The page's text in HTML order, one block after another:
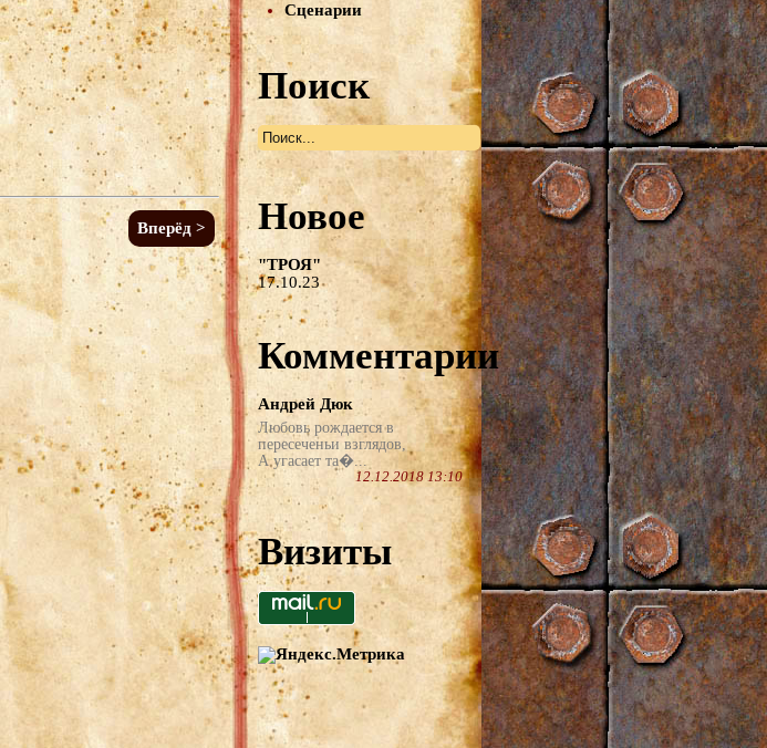
Вперёд >
Сценарии
Поиск
Новое
"ТРОЯ"
17.10.23
Комментарии
Андрей Дюк
Любовь рождается в
пересеченьи взглядов,
А угасает та�...
12.12.2018 13:10
Визиты